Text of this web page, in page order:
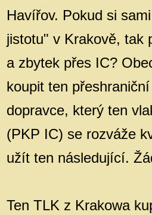
Havířov. Pokud si
jistotu" v Krakově, tak
a zbytek přes IC?
koupit ten
dopravce, který ten
(PKP IC) se rozváže
užít ten následující.
Ten TLK z Krakowa